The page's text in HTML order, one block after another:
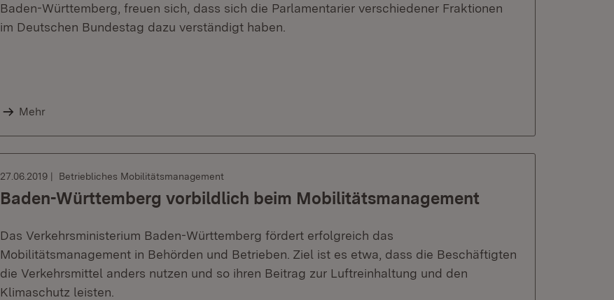
Baden-Württemberg, freuen sich, dass sich die Parlamentarier verschiedener Fraktionen
im Deutschen Bundestag dazu verständigt haben.
Mehr
27.06.2019 Betriebliches Mobilitätsmanagement
Baden-Württemberg vorbildlich beim Mobilitätsmanagement
Das Verkehrsministerium Baden-Württemberg fördert erfolgreich das
Mobilitätsmanagement in Behörden und Betrieben. Ziel ist es etwa, dass die Beschäftigten
die Verkehrsmittel anders nutzen und so ihren Beitrag zur Luftreinhaltung und den
Klimaschutz leisten.